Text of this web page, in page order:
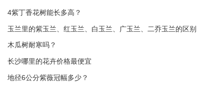
4紫丁香花树能长多高？
玉兰里的紫玉兰、红玉兰、白玉兰、广玉兰、二乔玉兰的区别
木瓜树耐寒吗？
长沙哪里的花卉价格最便宜
地径6公分紫薇冠幅多少？